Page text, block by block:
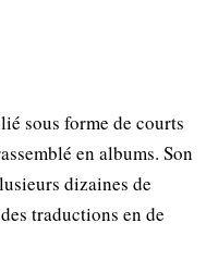
sous forme de courts
en albums. Son
dizaines de
traductions en de